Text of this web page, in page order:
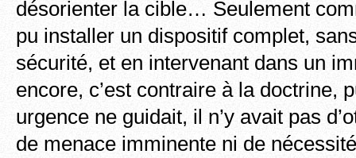
désorienter la cible… Seulement
pu installer un dispositif complet,
sécurité, et en intervenant dans un
encore, c’est contraire à la doctrine,
urgence ne guidait, il n’y avait pas
de menace imminente ni de